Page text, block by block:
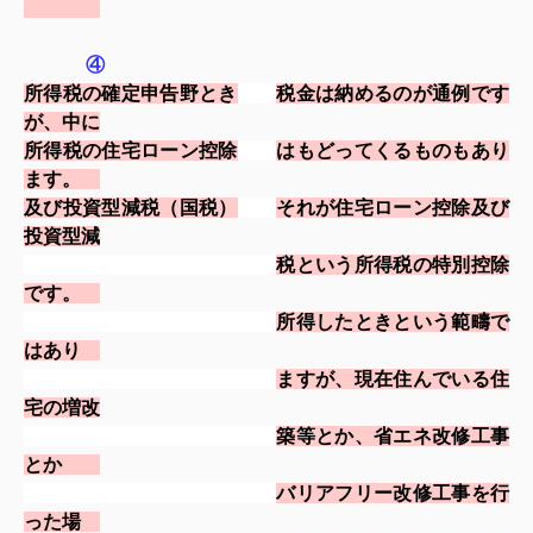
④
所得税の確定申告野とき
税金は納めるのが通例です
が、中に
所得税の住宅ローン控除
はもどってくるものもあり
ます。
及び投資型減税（国税）
それが住宅ローン控除及び
投資型減
税という所得税の特別控除
です。
所得したときという範疇で
はあり
ますが、現在住んでいる住
宅の増改
築等とか、省エネ改修工事
とか
バリアフリー改修工事を行
った場